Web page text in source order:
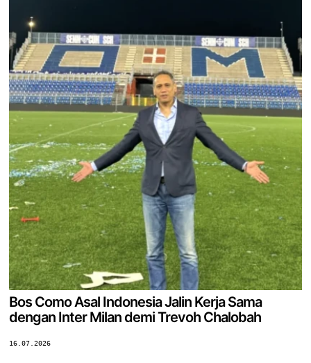
Bos Como Asal Indonesia Jalin Kerja Sama
dengan Inter Milan demi Trevoh Chalobah
16.07.2026